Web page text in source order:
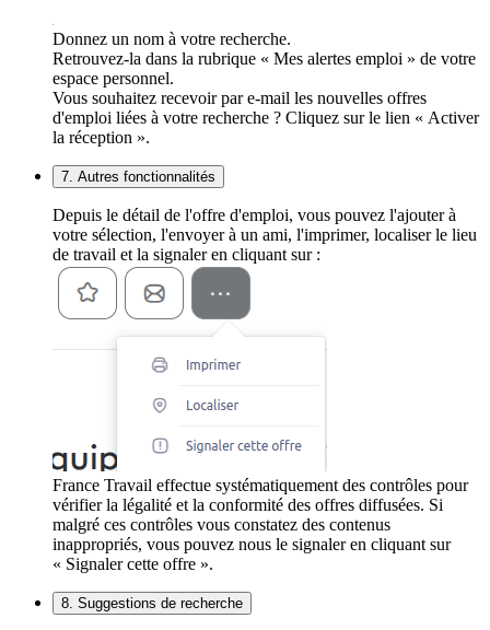
Donnez un nom à votre recherche.
Retrouvez-la dans la rubrique « Mes alertes emploi » de votre
espace personnel.
Vous souhaitez recevoir par e-mail les nouvelles offres
d'emploi liées à votre recherche ? Cliquez sur le lien « Activer
la réception ».
7. Autres fonctionnalités
Depuis le détail de l'offre d'emploi, vous pouvez l'ajouter à
votre sélection, l'envoyer à un ami, l'imprimer, localiser le lieu
de travail et la signaler en cliquant sur :
France Travail effectue systématiquement des contrôles pour
vérifier la légalité et la conformité des offres diffusées. Si
malgré ces contrôles vous constatez des contenus
inappropriés, vous pouvez nous le signaler en cliquant sur
« Signaler cette offre ».
8. Suggestions de recherche